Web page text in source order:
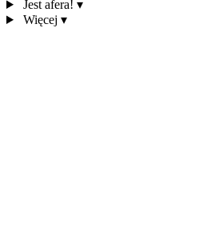
Jest afera! ▾
Więcej ▾